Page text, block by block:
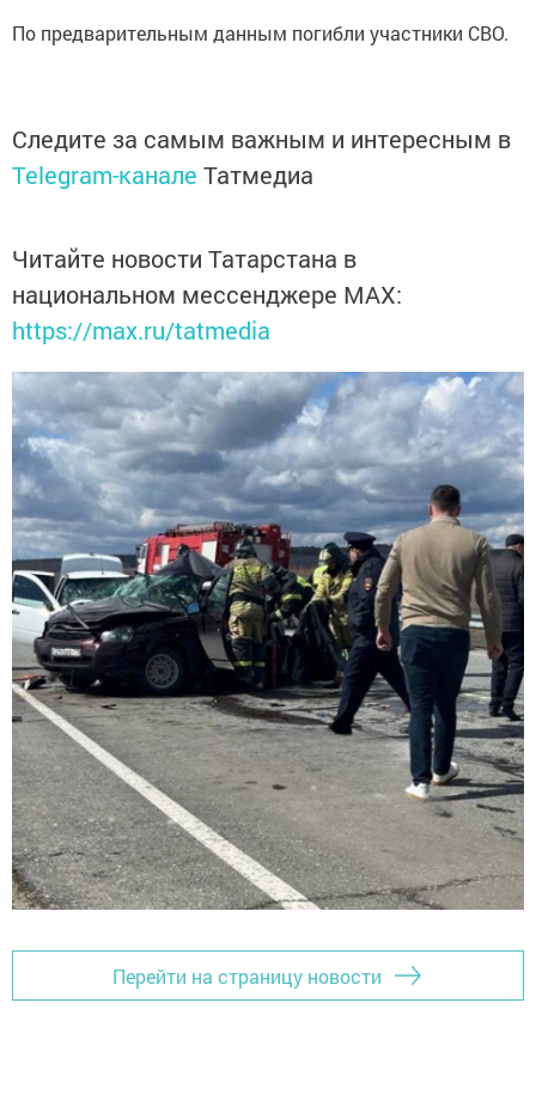
По предварительным данным погибли участники СВО.
Следите за самым важным и интересным в
Telegram-канале Татмедиа
Читайте новости Татарстана в
национальном мессенджере MАХ:
https://max.ru/tatmedia
Перейти на страницу новости